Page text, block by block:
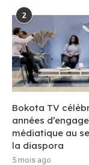
2
Bokota TV
années
médiatique au
la diaspora
5 mois ago